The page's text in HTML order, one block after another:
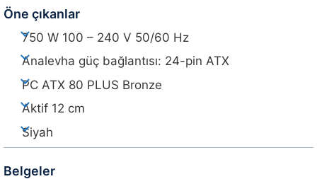
Öne çıkanlar
750 W 100 – 240 V 50/60 Hz
Analevha güç bağlantısı: 24-pin ATX
PC ATX 80 PLUS Bronze
Aktif 12 cm
Siyah
Belgeler